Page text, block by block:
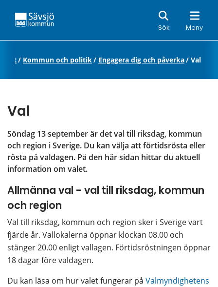
Sök Meny
Sök
Start/ Kommun och politik/ Engagera dig och påverka/ Val
Val
Söndag 13 september är det val till riksdag, kommun
och region i Sverige. Du kan välja att förtidsrösta eller
rösta på valdagen. På den här sidan hittar du aktuell
information om valet.
Allmänna val - val till riksdag, kommun
och region
Val till riksdag, kommun och region sker i Sverige vart
fjärde år. Vallokalerna öppnar klockan 08.00 och
stänger 20.00 enligt vallagen. Förtidsröstningen öppnar
18 dagar före valdagen.
Du kan läsa om hur valet fungerar på Valmyndighetens